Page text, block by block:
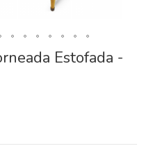
Estofada -